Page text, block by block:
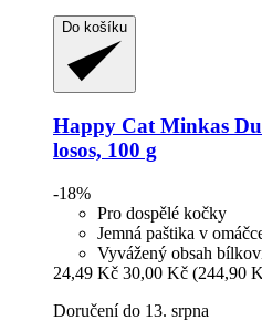
Do košíku
Happy Cat Minkas
losos, 100 g
-18%
Pro dospělé kočky
Jemná paštika v
Vyvážený obsah
24,49 Kč 30,00 Kč (244,90
Doručení do 13. srpna